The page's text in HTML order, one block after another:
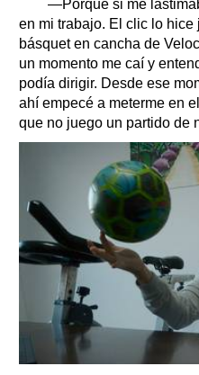
—Porque si me
en mi trabajo. El clic lo
básquet en cancha de
un momento me caí y
podía dirigir. Desde ese
ahí empecé a meterme en
que no juego un partido de